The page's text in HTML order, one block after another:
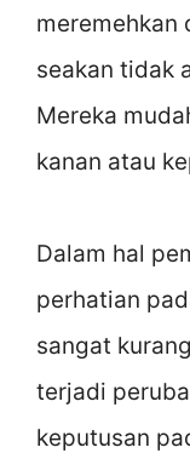
meremehkan
seakan tidak
Mereka
kanan atau
Dalam hal
perhatian
sangat
terjadi
keputusan